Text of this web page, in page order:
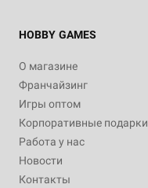
HOBBY GAMES
О магазине
Франчайзинг
Игры оптом
Корпоративные подарки
Работа у нас
Новости
Контакты